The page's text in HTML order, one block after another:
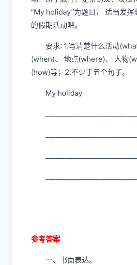
“My holiday”为题目， 适当发挥
的假期活动吧。
要求: 1.写清楚什么活动
(when)、 地点(where)、 人物
(how)等；2.不少于五个句子。
My holiday
参考答案
一、书面表达。